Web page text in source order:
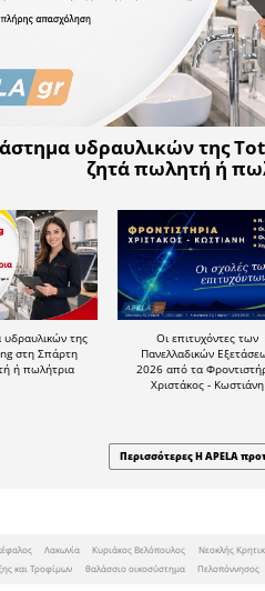
θεατές
στιγμή
ίδιο